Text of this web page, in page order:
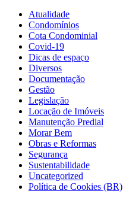
Atualidade
Condomínios
Cota Condominial
Covid-19
Dicas de espaço
Diversos
Documentação
Gestão
Legislação
Locação de Imóveis
Manutenção Predial
Morar Bem
Obras e Reformas
Segurança
Sustentabilidade
Uncategorized
Política de Cookies (BR)